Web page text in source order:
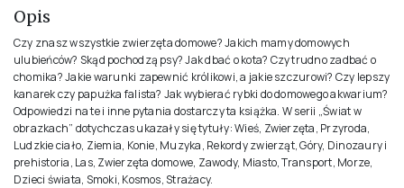
Opis
Czy znasz wszystkie zwierzęta domowe? Jakich mamy domowych
ulubieńców? Skąd pochodzą psy? Jak dbać o kota? Czy trudno zadbać o
chomika? Jakie warunki zapewnić królikowi, a jakie szczurowi? Czy lepszy
kanarek czy papużka falista? Jak wybierać rybki do domowego akwarium?
Odpowiedzi na te i inne pytania dostarczy ta książka. W serii „Świat w
obrazkach” dotychczas ukazały się tytuły: Wieś, Zwierzęta, Przyroda,
Ludzkie ciało, Ziemia, Konie, Muzyka, Rekordy zwierząt, Góry, Dinozaury i
prehistoria, Las, Zwierzęta domowe, Zawody, Miasto, Transport, Morze,
Dzieci świata, Smoki, Kosmos, Strażacy.